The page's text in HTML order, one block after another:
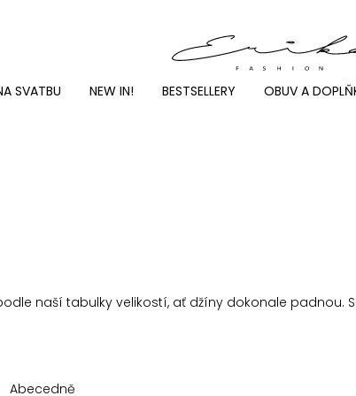
SVATBU NEW IN! BESTSELLERY OBUV A
naší tabulky velikostí, ať džíny dokonale padnou.
Abecedně